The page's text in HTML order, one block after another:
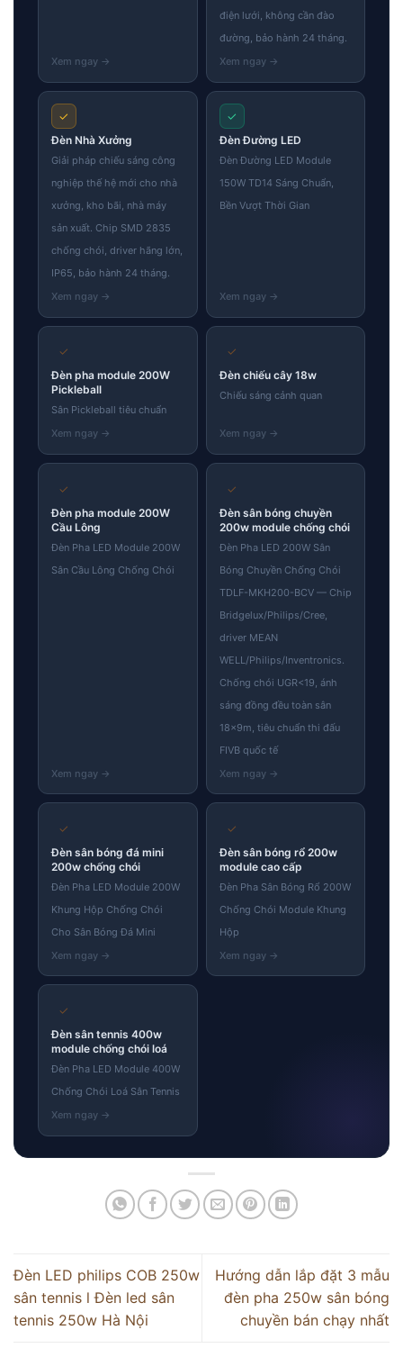
điện lưới, không cần đào
đường, bảo hành 24 tháng.
✓
Đèn Nhà Xưởng
Giải pháp chiếu sáng công
nghiệp thế hệ mới cho nhà
xưởng, kho bãi, nhà máy
sản xuất. Chip SMD 2835
chống chói, driver hãng lớn,
IP65, bảo hành 24 tháng.
✓
Đèn Đường LED
Đèn Đường LED Module
150W TD14 Sáng Chuẩn,
Bền Vượt Thời Gian
✓
Đèn pha module 200W
Pickleball
Sân Pickleball tiêu chuẩn
✓
Đèn chiếu cây 18w
Chiếu sáng cảnh quan
✓
Đèn pha module 200W
Cầu Lông
Đèn Pha LED Module 200W
Sân Cầu Lông Chống Chói
✓
Đèn sân bóng chuyền
200w module chống chói
Đèn Pha LED 200W Sân
Bóng Chuyền Chống Chói
TDLF-MKH200-BCV — Chip
Bridgelux/Philips/Cree,
driver MEAN
WELL/Philips/Inventronics.
Chống chói UGR<19, ánh
sáng đồng đều toàn sân
18×9m, tiêu chuẩn thi đấu
FIVB quốc tế
✓
Đèn sân bóng đá mini
200w chống chói
Đèn Pha LED Module 200W
Khung Hộp Chống Chói
Cho Sân Bóng Đá Mini
✓
Đèn sân bóng rổ 200w
module cao cấp
Đèn Pha Sân Bóng Rổ 200W
Chống Chói Module Khung
Hộp
✓
Đèn sân tennis 400w
module chống chói loá
Đèn Pha LED Module 400W
Chống Chói Loá Sân Tennis
Đèn LED philips COB 250w
sân tennis l Đèn led sân
tennis 250w Hà Nội
Hướng dẫn lắp đặt 3 mẫu
đèn pha 250w sân bóng
chuyền bán chạy nhất